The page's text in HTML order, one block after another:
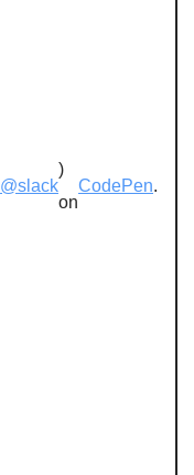
@slack
)
on
CodePen.